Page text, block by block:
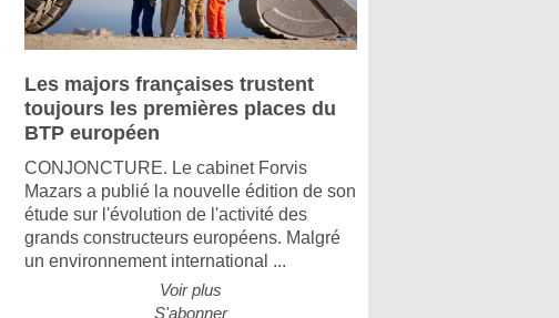
Les majors françaises trustent
toujours les premières places du
BTP européen
CONJONCTURE. Le cabinet Forvis
Mazars a publié la nouvelle édition de son
étude sur l'évolution de l'activité des
grands constructeurs européens. Malgré
un environnement international ...
Voir plus
S'abonner